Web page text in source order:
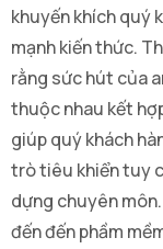
khuyến khích quý
mạnh kiến thức.
rằng sức hút của
thuộc nhau kết
giúp quý khách
trò tiêu khiển tuy
dựng chuyên
đến đến phầm